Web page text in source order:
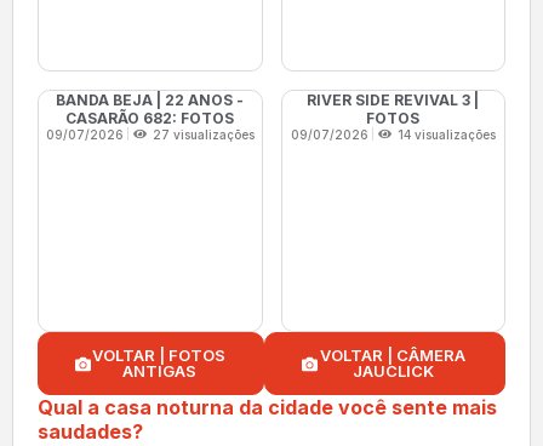
BANDA BEJA | 22 ANOS -
CASARÃO 682: FOTOS
09/07/2026 27 visualizações
RIVER SIDE REVIVAL 3 |
FOTOS
09/07/2026 14 visualizações
VOLTAR | FOTOS
ANTIGAS
VOLTAR | CÂMERA
JAUCLICK
Qual a casa noturna da cidade você sente mais
saudades?